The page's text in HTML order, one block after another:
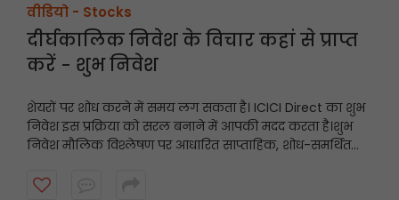
वीडियो - Stocks
दीर्घकालिक निवेश के विचार कहां से प्राप्त
करें - शुभ निवेश
शेयरों पर शोध करने में समय लग सकता है। ICICI Direct का शुभ
निवेश इस प्रक्रिया को सरल बनाने में आपकी मदद करता है।शुभ
निवेश मौलिक विश्लेषण पर आधारित साप्ताहिक, शोध-समर्थित
दृष्टिकोण के अनुरूप संभावित अवसरों को खोजने में मदद मिलती है।